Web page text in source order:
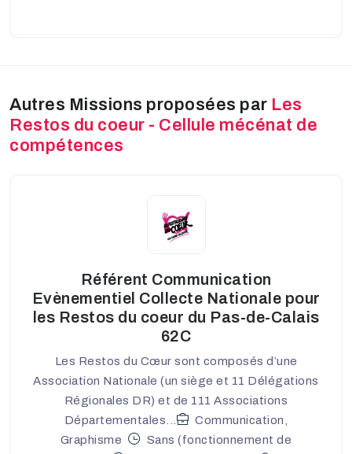
Autres Missions proposées par Les
Restos du coeur - Cellule mécénat de
compétences
Référent Communication
Evènementiel Collecte Nationale pour
les Restos du coeur du Pas-de-Calais
62C
Les Restos du Cœur sont composés d’une
Association Nationale (un siège et 11 Délégations
Régionales DR) et de 111 Associations
Départementales...
Communication,
Graphisme
Sans (fonctionnement de